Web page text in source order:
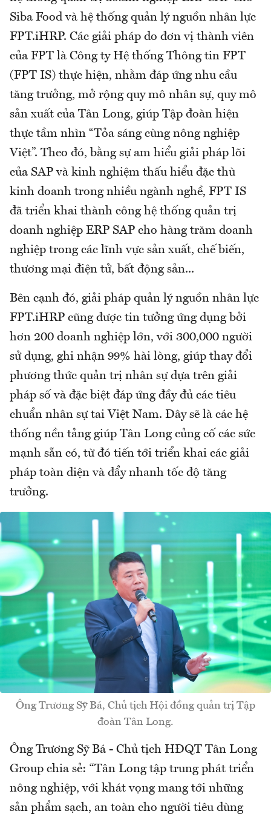
Siba Food và hệ thống quản lý nguồn nhân lực
FPT.iHRP. Các giải pháp do đơn vị thành viên
của FPT là Công ty Hệ thống Thông tin FPT
(FPT IS) thực hiện, nhằm đáp ứng nhu cầu
tăng trưởng, mở rộng quy mô nhân sự, quy mô
sản xuất của Tân Long, giúp Tập đoàn hiện
thực tầm nhìn “Tỏa sáng cùng nông nghiệp
Việt”. Theo đó, bằng sự am hiểu giải pháp lõi
của SAP và kinh nghiệm thấu hiểu đặc thù
kinh doanh trong nhiều ngành nghề, FPT IS
đã triển khai thành công hệ thống quản trị
doanh nghiệp ERP SAP cho hàng trăm doanh
nghiệp trong các lĩnh vực sản xuất, chế biến,
thương mại điện tử, bất động sản...
Bên cạnh đó, giải pháp quản lý nguồn nhân lực
FPT.iHRP cũng được tin tưởng ứng dụng bởi
hơn 200 doanh nghiệp lớn, với 300,000 người
sử dụng, ghi nhận 99% hài lòng, giúp thay đổi
phương thức quản trị nhân sự dựa trên giải
pháp số và đặc biệt đáp ứng đầy đủ các tiêu
chuẩn nhân sự tai Việt Nam. Đây sẽ là các hệ
thống nền tảng giúp Tân Long củng cố các sức
mạnh sẵn có, từ đó tiến tới triển khai các giải
pháp toàn diện và đẩy nhanh tốc độ tăng
trưởng.
Ông Trương Sỹ Bá, Chủ tịch Hội đồng quản trị Tập
đoàn Tân Long.
Ông Trương Sỹ Bá - Chủ tịch HĐQT Tân Long
Group chia sẻ: “Tân Long tập trung phát triển
nông nghiệp, với khát vọng mang tới những
sản phẩm sạch, an toàn cho người tiêu dùng